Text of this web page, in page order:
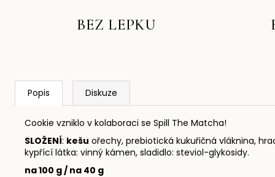
BEZ LEPKU
Popis Diskuze
Cookie vzniklo v kolaboraci se Spill The Matcha!
SLOŽENÍ: kešu ořechy, prebiotická kukuřičná vláknina,
kypřící látka: vinný kámen, sladidlo: steviol-glykosidy.
na 100 g / na 40 g
COOKIE
MATCHA-
MANGO
40G
60